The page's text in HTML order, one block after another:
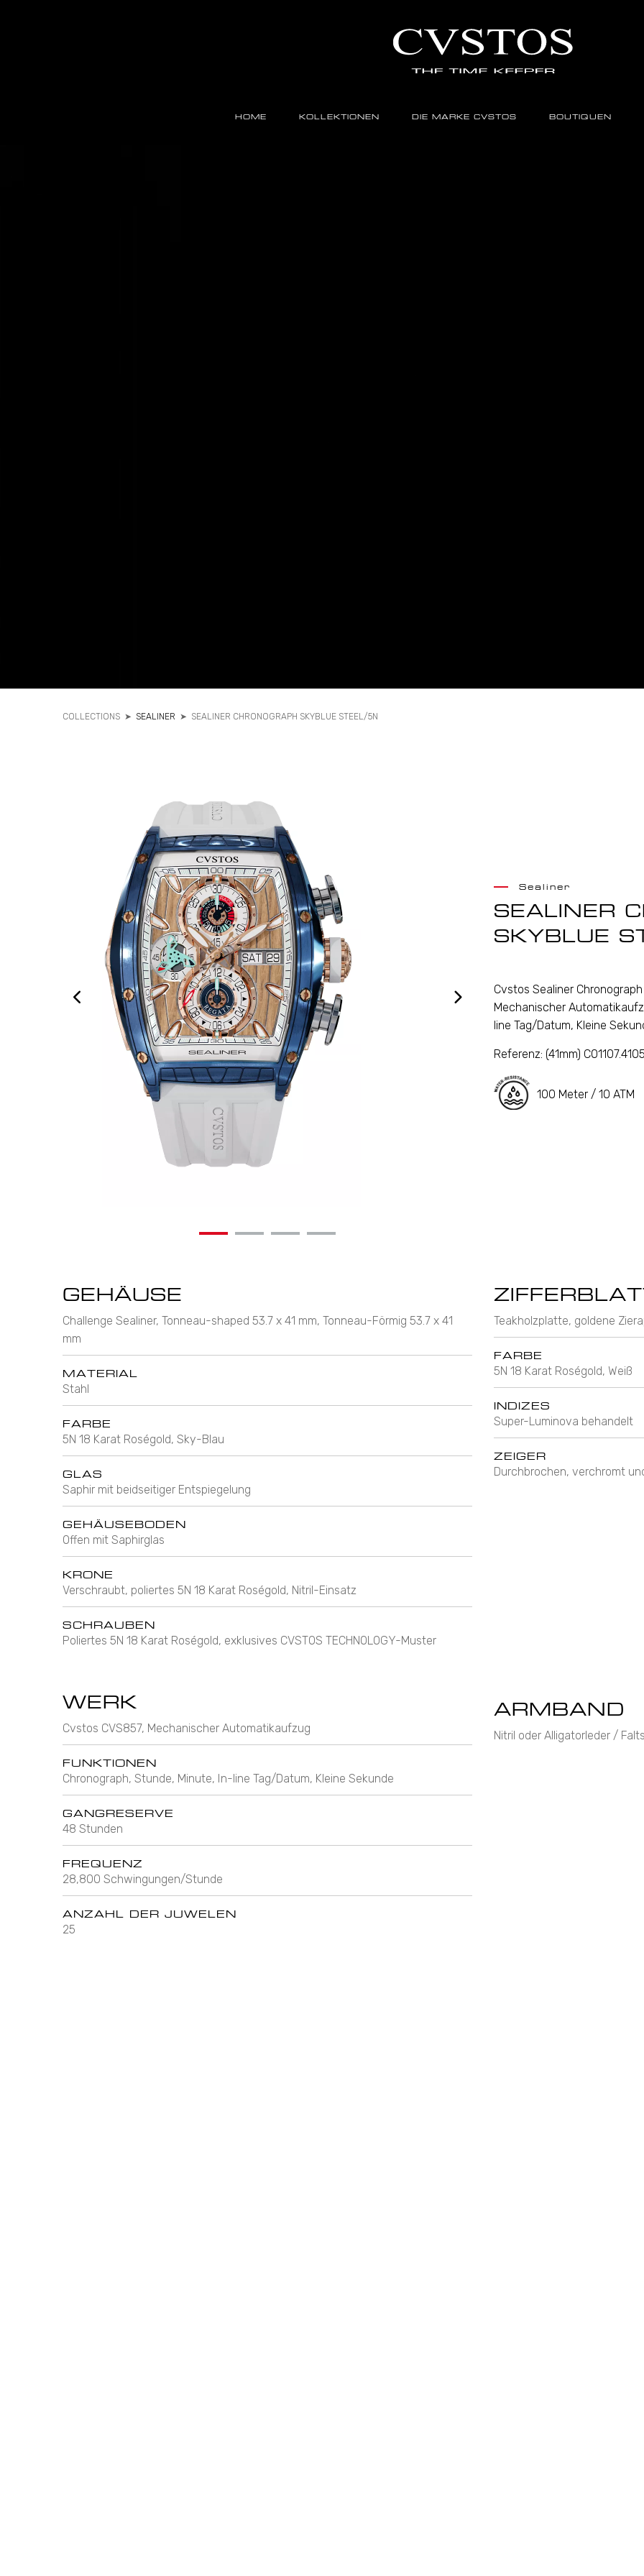
HOME KOLLEKTIONEN DIE MARKE CVSTOS BOUTIQUEN
COLLECTIONS ➤ SEALINER ➤ SEALINER CHRONOGRAPH SKYBLUE STEEL/5N
Sealiner
SEALINER
SKYBLUE
Cvstos Sealiner
Mechanischer
line Tag/Datum, Kleine
Referenz: (41mm)
100 Meter / 10 ATM
GEHÄUSE
Challenge Sealiner, Tonneau-shaped 53.7 x 41 mm, Tonneau-Förmig 53.7 x 41
mm
MATERIAL
Stahl
FARBE
5N 18 Karat Roségold, Sky-Blau
GLAS
Saphir mit beidseitiger Entspiegelung
GEHÄUSEBODEN
Offen mit Saphirglas
KRONE
Verschraubt, poliertes 5N 18 Karat Roségold, Nitril-Einsatz
SCHRAUBEN
Poliertes 5N 18 Karat Roségold, exklusives CVSTOS TECHNOLOGY-Muster
Teakholzplatte, goldene
FARBE
5N 18 Karat Roségold, Weiß
INDIZES
Super-Luminova behandelt
ZEIGER
Durchbrochen, verchromt
WERK
Cvstos CVS857, Mechanischer Automatikaufzug
FUNKTIONEN
Chronograph, Stunde, Minute, In-line Tag/Datum, Kleine Sekunde
GANGRESERVE
48 Stunden
FREQUENZ
28,800 Schwingungen/Stunde
ANZAHL DER JUWELEN
25
ARMBAND
Nitril oder Alligatorleder /